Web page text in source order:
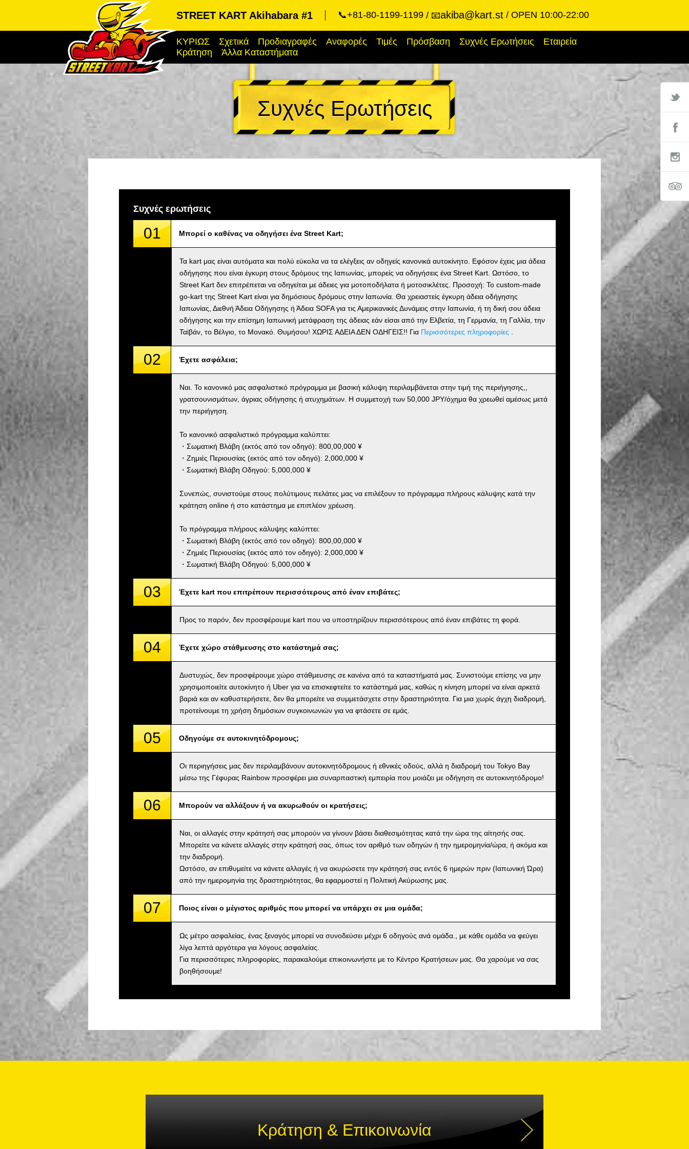
STREET KART Akihabara #1 📞+81-80-1199-1199 📧akiba@kart.st OPEN 10:00-22:00
ΚΥΡΙΩΣ Σχετικά Προδιαγραφές Αναφορές Τιμές Πρόσβαση Συχνές Ερωτήσεις
Εταιρεία
Κράτηση
Άλλα Καταστήματα
Συχνές Ερωτήσεις
Συχνές ερωτήσεις
01 Μπορεί ο καθένας να οδηγήσει ένα Street Kart;
Τα kart μας είναι αυτόματα και πολύ εύκολα να τα ελέγξεις αν οδηγείς κανονικά αυτοκίνητο. Εφόσον έχεις μια άδεια
οδήγησης που είναι έγκυρη στους δρόμους της Ιαπωνίας, μπορείς να οδηγήσεις ένα Street Kart. Ωστόσο, το
Street Kart δεν επιτρέπεται να οδηγείται με άδειες για μοτοποδήλατα ή μοτοσικλέτες. Προσοχή: Το custom-made
go-kart της Street Kart είναι για δημόσιους δρόμους στην Ιαπωνία. Θα χρειαστείς έγκυρη άδεια οδήγησης
Ιαπωνίας, Διεθνή Άδεια Οδήγησης ή Άδεια SOFA για τις Αμερικανικές Δυνάμεις στην Ιαπωνία, ή τη δική σου άδεια
οδήγησης και την επίσημη Ιαπωνική μετάφραση της άδειας εάν είσαι από την Ελβετία, τη Γερμανία, τη Γαλλία, την
Ταϊβάν, το Βέλγιο, το Μονακό. Θυμήσου! ΧΩΡΙΣ ΑΔΕΙΑ ΔΕΝ ΟΔΗΓΕΙΣ!! Για Περισσότερες πληροφορίες
02 Έχετε ασφάλεια;
Ναι. Το κανονικό μας ασφαλιστικό πρόγραμμα με βασική κάλυψη περιλαμβάνεται στην τιμή της περιήγησης,,
γρατσουνισμάτων, άγριας οδήγησης ή ατυχημάτων. Η συμμετοχή των 50,000 JPY/όχημα θα χρεωθεί αμέσως μετά
την περιήγηση.
Το κανονικό ασφαλιστικό πρόγραμμα καλύπτει:
・Σωματική Βλάβη (εκτός από τον οδηγό): 800,00,000 ¥
・Ζημιές Περιουσίας (εκτός από τον οδηγό): 2,000,000 ¥
・Σωματική Βλάβη Οδηγού: 5,000,000 ¥
Συνεπώς, συνιστούμε στους πολύτιμους πελάτες μας να επιλέξουν το πρόγραμμα πλήρους κάλυψης κατά την
κράτηση online ή στο κατάστημα με επιπλέον χρέωση.
Το πρόγραμμα πλήρους κάλυψης καλύπτει:
・Σωματική Βλάβη (εκτός από τον οδηγό): 800,00,000 ¥
・Ζημιές Περιουσίας (εκτός από τον οδηγό): 2,000,000 ¥
・Σωματική Βλάβη Οδηγού: 5,000,000 ¥
03 Έχετε kart που επιτρέπουν περισσότερους από έναν επιβάτες;
Προς το παρόν, δεν προσφέρουμε kart που να υποστηρίζουν περισσότερους από έναν επιβάτες τη φορά.
04 Έχετε χώρο στάθμευσης στο κατάστημά σας;
Δυστυχώς, δεν προσφέρουμε χώρο στάθμευσης σε κανένα από τα καταστήματά μας. Συνιστούμε επίσης να μην
χρησιμοποιείτε αυτοκίνητο ή Uber για να επισκεφτείτε το κατάστημά μας, καθώς η κίνηση μπορεί να είναι αρκετά
βαριά και αν καθυστερήσετε, δεν θα μπορείτε να συμμετάσχετε στην δραστηριότητα. Για μια χωρίς άγχη διαδρομή,
προτείνουμε τη χρήση δημόσιων συγκοινωνιών για να φτάσετε σε εμάς.
05 Οδηγούμε σε αυτοκινητόδρομους;
Οι περιηγήσεις μας δεν περιλαμβάνουν αυτοκινητόδρομους ή εθνικές οδούς, αλλά η διαδρομή του Tokyo Bay
μέσω της Γέφυρας Rainbow προσφέρει μια συναρπαστική εμπειρία που μοιάζει με οδήγηση σε αυτοκινητόδρομο!
06 Μπορούν να αλλάξουν ή να ακυρωθούν οι κρατήσεις;
Ναι, οι αλλαγές στην κράτησή σας μπορούν να γίνουν βάσει διαθεσιμότητας κατά την ώρα της αίτησής σας.
Μπορείτε να κάνετε αλλαγές στην κράτησή σας, όπως τον αριθμό των οδηγών ή την ημερομηνία/ώρα, ή ακόμα και
την διαδρομή.
Ωστόσο, αν επιθυμείτε να κάνετε αλλαγές ή να ακυρώσετε την κράτησή σας εντός 6 ημερών πριν (Ιαπωνική Ώρα)
από την ημερομηνία της δραστηριότητας, θα εφαρμοστεί η Πολιτική Ακύρωσης μας.
07 Ποιος είναι ο μέγιστος αριθμός που μπορεί να υπάρχει σε μια ομάδα;
Ως μέτρο ασφαλείας, ένας ξεναγός μπορεί να συνοδεύσει μέχρι 6 οδηγούς ανά ομάδα., με κάθε ομάδα να φεύγει
λίγα λεπτά αργότερα για λόγους ασφαλείας.
Για περισσότερες πληροφορίες, παρακαλούμε επικοινωνήστε με το Κέντρο Κρατήσεων μας. Θα χαρούμε να σας
βοηθήσουμε!
Κράτηση & Επικοινωνία